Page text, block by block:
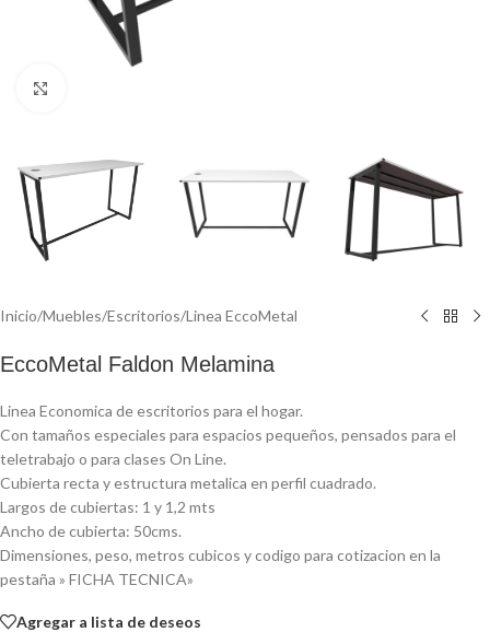
Inicio/Muebles/Escritorios/Linea EccoMetal
EccoMetal Faldon Melamina
Linea Economica de escritorios para el hogar.
Con tamaños especiales para espacios pequeños, pensados para el
teletrabajo o para clases On Line.
Cubierta recta y estructura metalica en perfil cuadrado.
Largos de cubiertas: 1 y 1,2 mts
Ancho de cubierta: 50cms.
Dimensiones, peso, metros cubicos y codigo para cotizacion en la
pestaña » FICHA TECNICA»
Agregar a lista de deseos